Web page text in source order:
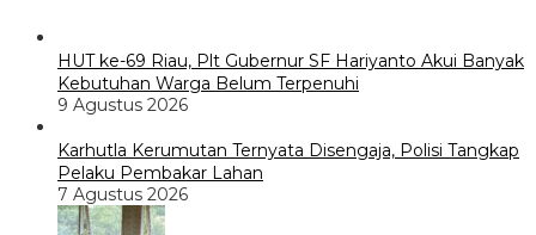
HUT ke-69 Riau, Plt Gubernur SF Hariyanto Akui Banyak
Kebutuhan Warga Belum Terpenuhi
9 Agustus 2026
Karhutla Kerumutan Ternyata Disengaja, Polisi Tangkap
Pelaku Pembakar Lahan
7 Agustus 2026